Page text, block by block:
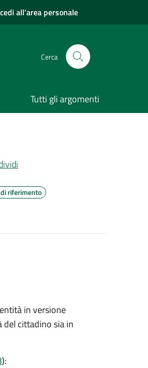
all'area personale
Cerca
Tutti gli argomenti
riferimento
in versione
del cittadino sia in
):